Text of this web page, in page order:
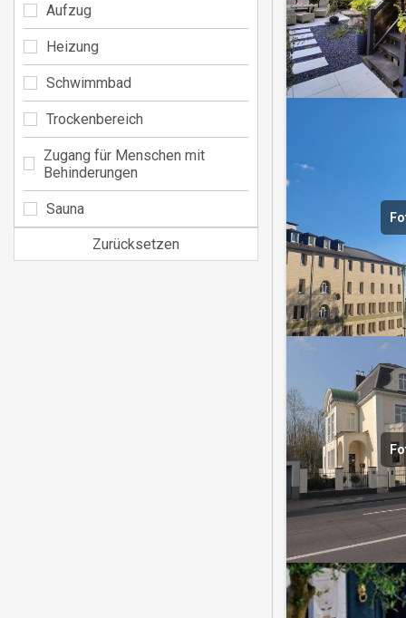
Aufzug
Heizung
Schwimmbad
Trockenbereich
Zugang für Menschen mit
Behinderungen
Sauna
Zurücksetzen